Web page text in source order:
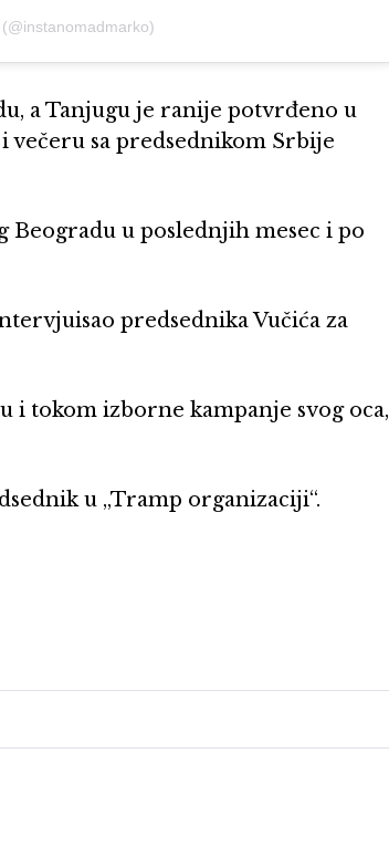
(@instanomadmarko)
a Tanjugu je ranije potvrđeno u
večeru sa predsednikom Srbije
Beogradu u poslednjih mesec i po
predsednika Vučića za
i tokom izborne kampanje svog oca,
u „Tramp organizaciji“.